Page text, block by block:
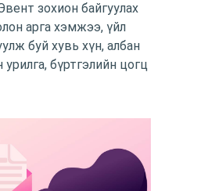
зохион байгуулах
арга хэмжээ, үйл
буй хувь хүн, албан
урилга, бүртгэлийн цогц